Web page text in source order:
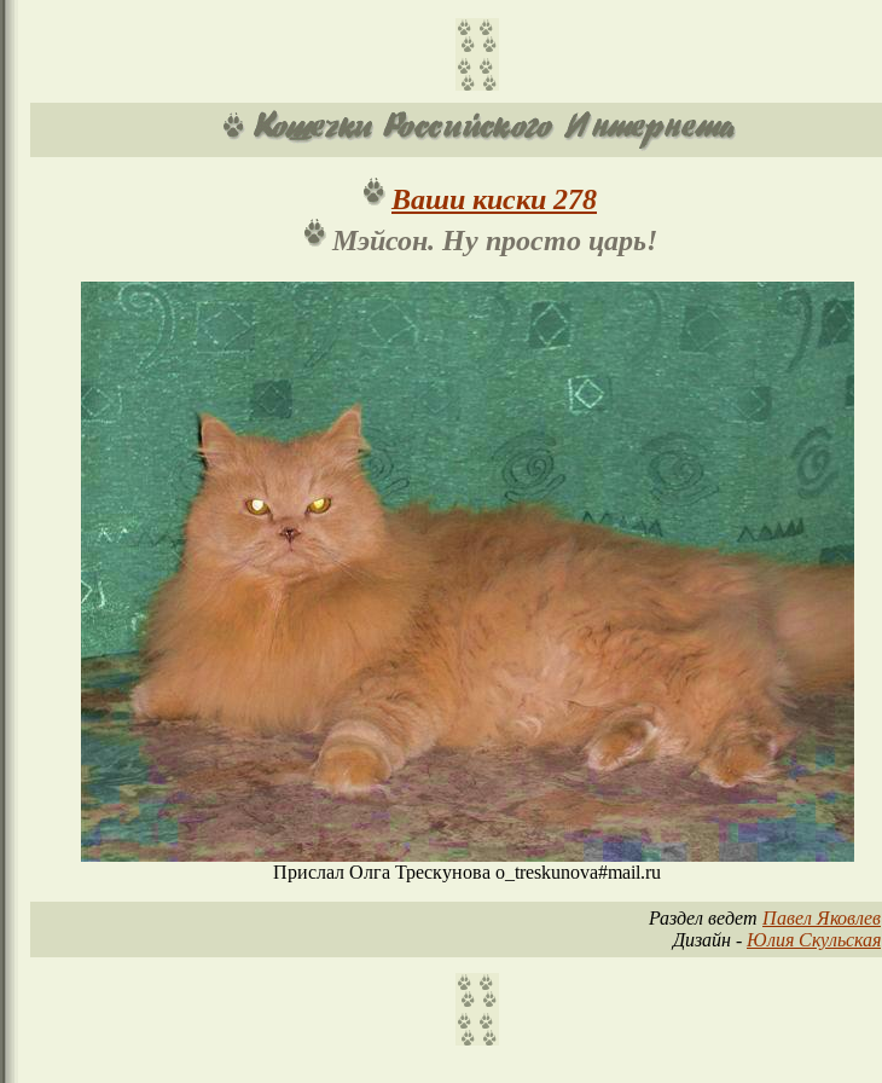
Ваши киски 278
Мэйсон. Ну просто царь!
Прислал Олга Трескунова o_treskunova#mail.ru
Раздел ведет Павел Яковлев
Дизайн - Юлия Скульская